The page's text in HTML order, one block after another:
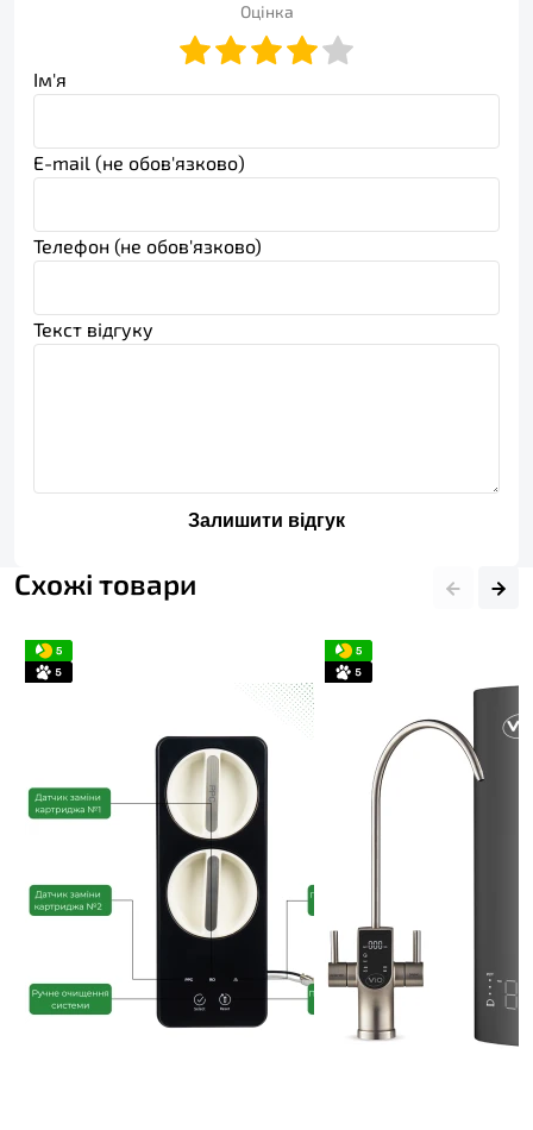
Оцінка
Ім'я
E-mail (не обов'язково)
Телефон (не обов'язково)
Текст відгуку
Залишити відгук
Схожі товари